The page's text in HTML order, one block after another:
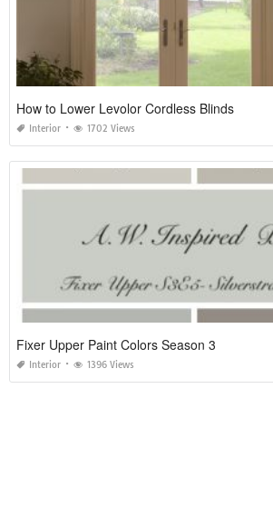
How to Lower Levolor Cordless Blinds
Interior 1702 Views
Fixer Upper Paint Colors Season 3
Interior 1396 Views